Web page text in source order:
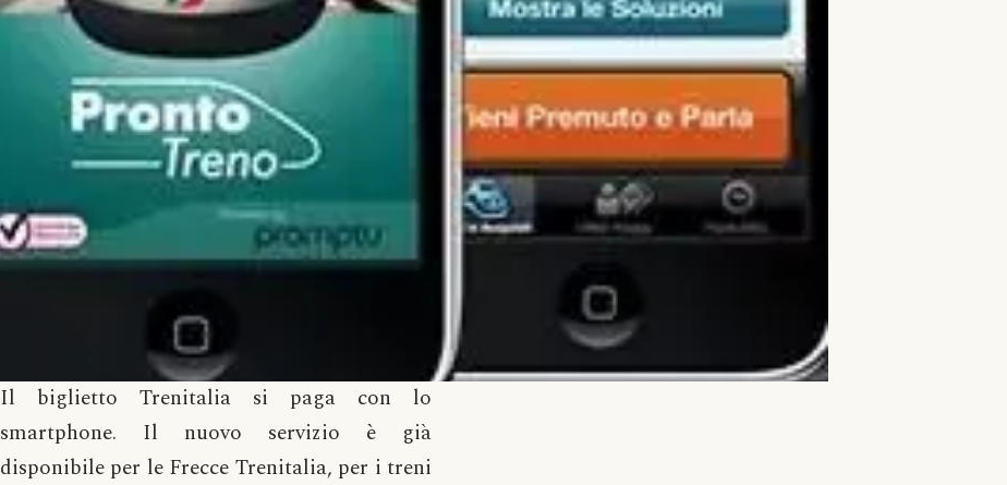
Il biglietto Trenitalia si paga con lo
smartphone. Il nuovo servizio è già
disponibile per le Frecce Trenitalia, per i treni